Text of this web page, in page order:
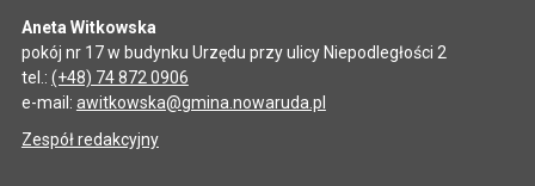
Aneta Witkowska
pokój nr 17 w budynku Urzędu przy ulicy Niepodległości 2
tel.: (+48) 74 872 0906
e-mail: awitkowska@gmina.nowaruda.pl
Zespół redakcyjny